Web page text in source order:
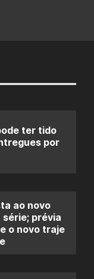
ter tido
por
ao novo
prévia
o novo traje